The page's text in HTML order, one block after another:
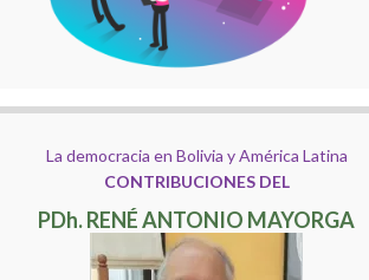
La democracia en Bolivia y América Latina
CONTRIBUCIONES DEL
PDh. RENÉ ANTONIO MAYORGA